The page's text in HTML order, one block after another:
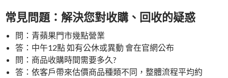
常見問題：解決您對收購、回收的疑惑
問：青蘋果門市幾點營業
答：中午12點 如有公休或異動 會在官網公布
問：商品收購時間需要多久?
答：依客戶帶來估價商品種類不同，整體流程平均約